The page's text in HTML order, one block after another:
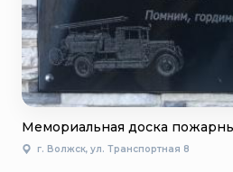
Мемориальная доска
г. Волжск, ул. Транспортная 8